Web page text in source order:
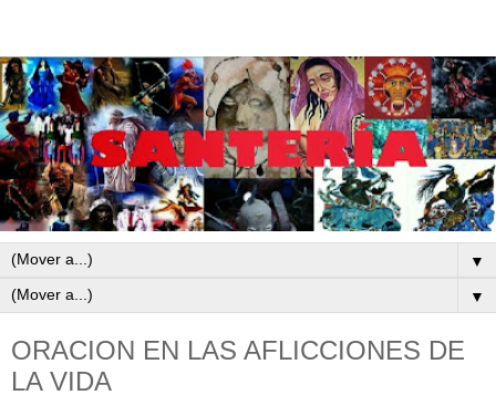
▼
▼
ORACION EN LAS AFLICCIONES DE
LA VIDA